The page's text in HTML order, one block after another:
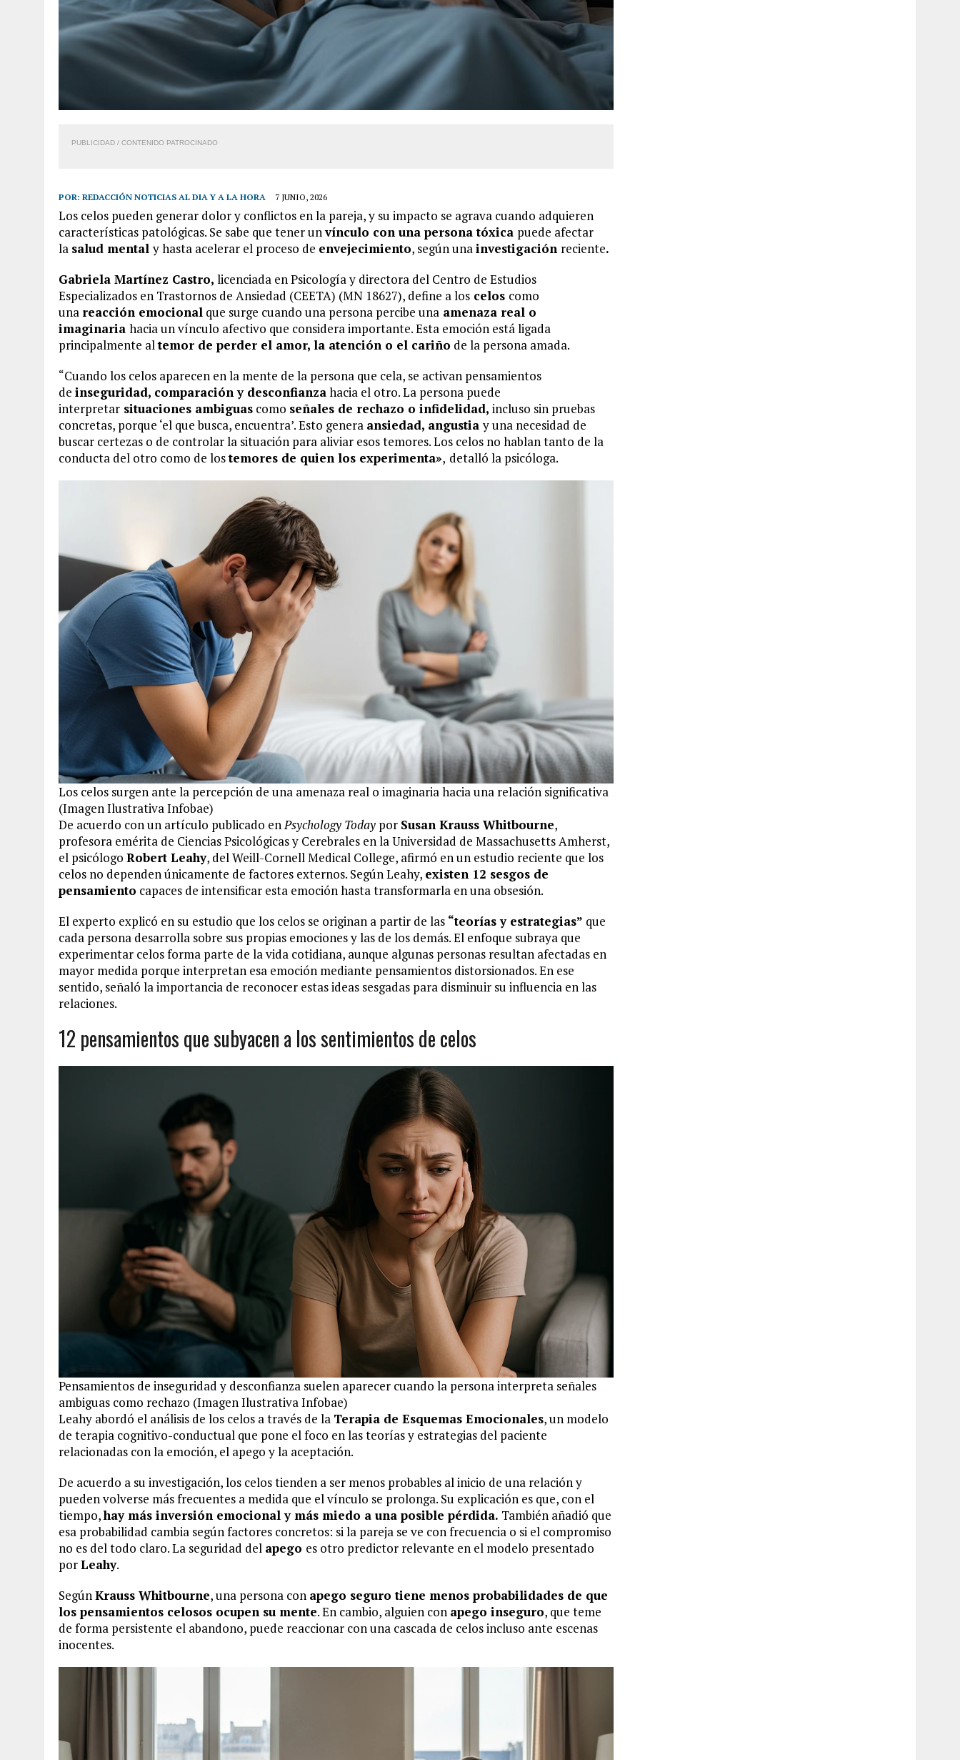
PUBLICIDAD / CONTENIDO PATROCINADO
POR: REDACCIÓN NOTICIAS AL DIA Y A LA HORA 7 JUNIO, 2026
Los celos pueden generar dolor y conflictos en la pareja, y su impacto se agrava cuando adquieren
características patológicas. Se sabe que tener unvínculo con una persona tóxica puede afectar
la salud mentaly hasta acelerar el proceso de envejecimiento, según unainvestigación reciente.
Gabriela Martínez Castro, licenciada en Psicología y directora del Centro de Estudios
Especializados en Trastornos de Ansiedad (CEETA) (MN 18627), define a los celos como
una reacción emocional que surge cuando una persona percibe una amenaza real o
imaginaria hacia un vínculo afectivo que considera importante. Esta emoción está ligada
principalmente altemor de perder el amor, la atención o el cariño de la persona amada.
“Cuando los celos aparecen en la mente de la persona que cela, se activan pensamientos
de inseguridad, comparación y desconfianzahacia el otro. La persona puede
interpretar situaciones ambiguas como señales de rechazo o infidelidad, incluso sin pruebas
concretas, porque ‘el que busca, encuentra’. Esto genera ansiedad, angustiay una necesidad de
buscar certezas o de controlar la situación para aliviar esos temores. Los celos no hablan tanto de la
conducta del otro como de lostemores de quien los experimenta», detalló la psicóloga.
Los celos surgen ante la percepción de una amenaza real o imaginaria hacia una relación significativa
(Imagen Ilustrativa Infobae)
De acuerdo con un artículo publicado en Psychology Today por Susan Krauss Whitbourne,
profesora emérita de Ciencias Psicológicas y Cerebrales en la Universidad de Massachusetts Amherst,
el psicólogo Robert Leahy, del Weill-Cornell Medical College, afirmó en un estudio reciente que los
celos no dependen únicamente de factores externos. Según Leahy, existen 12 sesgos de
pensamiento capaces de intensificar esta emoción hasta transformarla en una obsesión.
El experto explicó en su estudio que los celos se originan a partir de las “teorías y estrategias” que
cada persona desarrolla sobre sus propias emociones y las de los demás. El enfoque subraya que
experimentar celos forma parte de la vida cotidiana, aunque algunas personas resultan afectadas en
mayor medida porque interpretan esa emoción mediante pensamientos distorsionados. En ese
sentido, señaló la importancia de reconocer estas ideas sesgadas para disminuir su influencia en las
relaciones.
12 pensamientos que subyacen a los sentimientos de celos
Pensamientos de inseguridad y desconfianza suelen aparecer cuando la persona interpreta señales
ambiguas como rechazo (Imagen Ilustrativa Infobae)
Leahy abordó el análisis de los celos a través de la Terapia de Esquemas Emocionales, un modelo
de terapia cognitivo-conductual que pone el foco en las teorías y estrategias del paciente
relacionadas con la emoción, el apego y la aceptación.
De acuerdo a su investigación, los celos tienden a ser menos probables al inicio de una relación y
pueden volverse más frecuentes a medida que el vínculo se prolonga. Su explicación es que, con el
tiempo,hay más inversión emocional y más miedo a una posible pérdida. También añadió que
esa probabilidad cambia según factores concretos: si la pareja se ve con frecuencia o si el compromiso
no es del todo claro. La seguridad del apego es otro predictor relevante en el modelo presentado
porLeahy.
SegúnKrauss Whitbourne, una persona con apego seguro tiene menos probabilidades de que
los pensamientos celosos ocupen su mente. En cambio, alguien con apego inseguro, que teme
de forma persistente el abandono, puede reaccionar con una cascada de celos incluso ante escenas
inocentes.